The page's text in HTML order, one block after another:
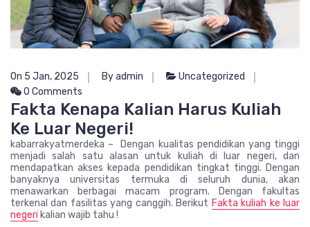
On 5 Jan, 2025 By admin
Uncategorized
0 Comments
Fakta Kenapa Kalian Harus Kuliah
Ke Luar Negeri!
kabarrakyatmerdeka – Dengan kualitas pendidikan yang tinggi
menjadi salah satu alasan untuk kuliah di luar negeri, dan
mendapatkan akses kepada pendidikan tingkat tinggi. Dengan
banyaknya universitas termuka di seluruh dunia, akan
menawarkan berbagai macam program. Dengan fakultas
terkenal dan fasilitas yang canggih. Berikut Fakta kuliah ke luar
negeri kalian wajib tahu !